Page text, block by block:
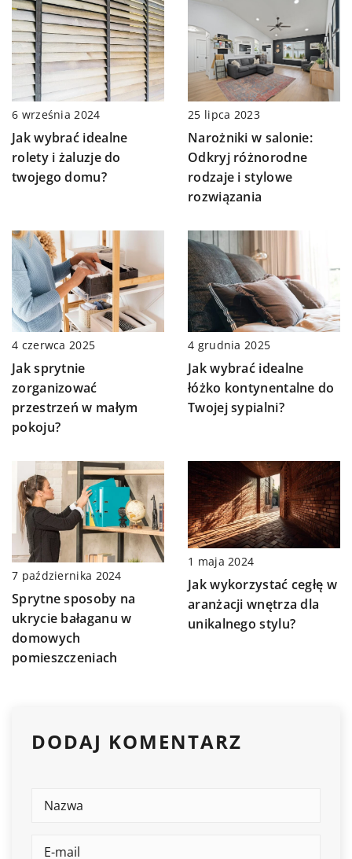
6 września 2024
Jak wybrać idealne
rolety i żaluzje do
twojego domu?
25 lipca 2023
Narożniki w salonie:
Odkryj różnorodne
rodzaje i stylowe
rozwiązania
4 czerwca 2025
Jak sprytnie
zorganizować
przestrzeń w małym
pokoju?
4 grudnia 2025
Jak wybrać idealne
łóżko kontynentalne do
Twojej sypialni?
7 października 2024
Sprytne sposoby na
ukrycie bałaganu w
domowych
pomieszczeniach
1 maja 2024
Jak wykorzystać cegłę w
aranżacji wnętrza dla
unikalnego stylu?
DODAJ KOMENTARZ